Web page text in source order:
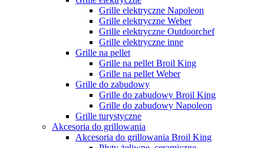
Grille elektryczne Napoleon
Grille elektryczne Weber
Grille elektryczne Outdoorchef
Grille elektryczne inne
Grille na pellet
Grille na pellet Broil King
Grille na pellet Weber
Grille do zabudowy
Grille do zabudowy Broil King
Grille do zabudowy Napoleon
Grille turystyczne
Akcesoria do grillowania
Akcesoria do grillowania Broil King